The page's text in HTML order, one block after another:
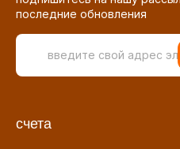
последние обновления
счета